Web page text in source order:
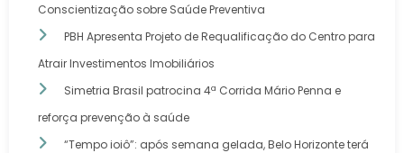
Conscientização sobre Saúde Preventiva
PBH Apresenta Projeto de Requalificação do Centro para
Atrair Investimentos Imobiliários
Simetria Brasil patrocina 4ª Corrida Mário Penna e
reforça prevenção à saúde
“Tempo ioiô”: após semana gelada, Belo Horizonte terá